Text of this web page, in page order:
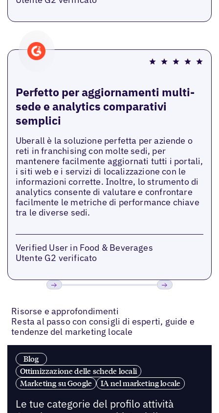
Perfetto per aggiornamenti multi-
sede e analytics comparativi
semplici
Uberall è la soluzione perfetta per aziende o
reti in franchising con molte sedi, per
mantenere facilmente aggiornati tutti i portali,
i siti web e i servizi di localizzazione con le
informazioni corrette. Inoltre, lo strumento di
analytics consente di valutare e confrontare
facilmente le metriche di performance chiave
tra le diverse sedi.
Verified User in Food & Beverages
Utente G2 verificato
Risorse e approfondimenti
Resta al passo con consigli di esperti, guide e
tendenze del marketing locale
Blog
Ottimizzazione delle schede locali
Marketing su Google
IA nel marketing locale
Le tue categorie del profilo attività